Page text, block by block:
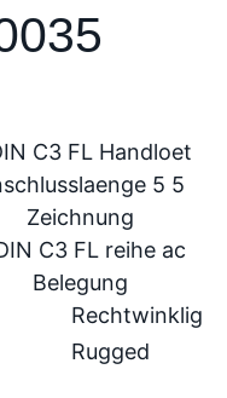
Rechtwinklig
Rugged